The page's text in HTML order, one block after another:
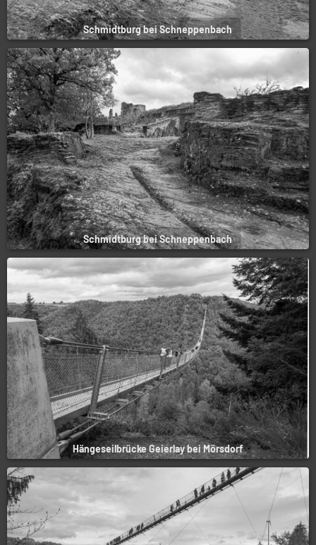
Schmidtburg bei Schneppenbach
Schmidtburg bei Schneppenbach
Hängeseilbrücke Geierlay bei Mörsdorf